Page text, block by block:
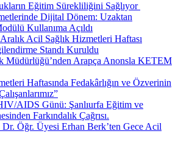
Eğitim Sürekliliğini Sağlıyor
Dijital Dönem: Uzaktan
Kullanıma Açıldı
Aralık Acil Sağlık Hizmetleri Haftası
Standı Kuruldu
Müdürlüğü’nden Arapça Anonsla KETEM
Haftasında Fedakârlığın ve Özverinin
AIDS Günü: Şanlıurfa Eğitim ve
Farkındalık Çağrısı.
Öğr. Üyesi Erhan Berk’ten Gece Acil